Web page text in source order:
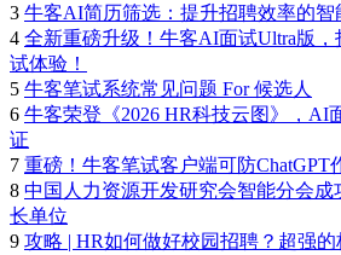
3 牛客AI简历筛选：提升招聘效率的智
4 全新重磅升级！牛客AI面试Ultra版，
试体验！
5 牛客笔试系统常见问题 For 候选人
6 牛客荣登《2026 HR科技云图》，AI
证
7 重磅！牛客笔试客户端可防ChatGPT
8 中国人力资源开发研究会智能分会成
长单位
9 攻略 | HR如何做好校园招聘？超强